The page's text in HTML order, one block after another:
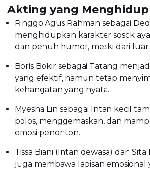
Akting yang
Ringgo Agus Rahman sebagai
menghidupkan karakter sosok
dan penuh humor, meski dari luar
Boris Bokir sebagai Tatang
yang efektif, namun tetap
kehangatan yang nyata.
Myesha Lin sebagai Intan kecil
polos, menggemaskan, dan
emosi penonton.
Tissa Biani (Intan dewasa) dan Sita
juga membawa lapisan emosional